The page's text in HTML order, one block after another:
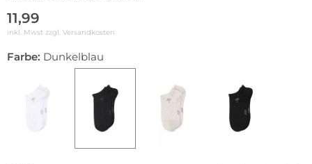
11,99
inkl. Mwst zzgl. Versandkosten
Farbe: Dunkelblau